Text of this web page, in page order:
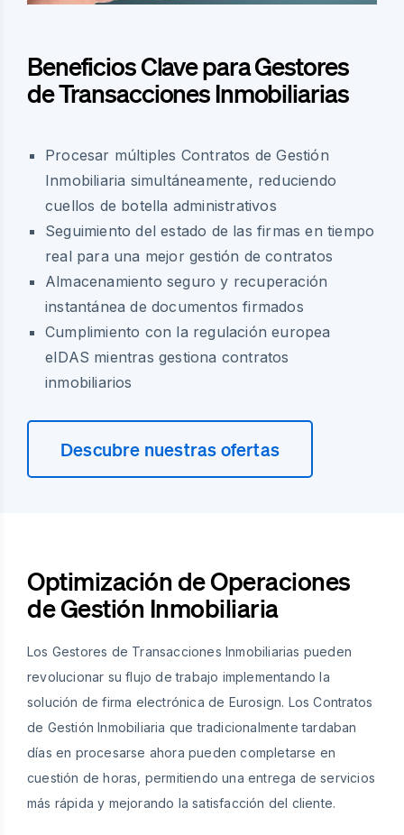
Beneficios Clave para Gestores
de Transacciones Inmobiliarias
Procesar múltiples Contratos de Gestión
Inmobiliaria simultáneamente, reduciendo
cuellos de botella administrativos
Seguimiento del estado de las firmas en tiempo
real para una mejor gestión de contratos
Almacenamiento seguro y recuperación
instantánea de documentos firmados
Cumplimiento con la regulación europea
eIDAS mientras gestiona contratos
inmobiliarios
Descubre nuestras ofertas
Optimización de Operaciones
de Gestión Inmobiliaria
Los Gestores de Transacciones Inmobiliarias pueden
revolucionar su flujo de trabajo implementando la
solución de firma electrónica de Eurosign. Los Contratos
de Gestión Inmobiliaria que tradicionalmente tardaban
días en procesarse ahora pueden completarse en
cuestión de horas, permitiendo una entrega de servicios
más rápida y mejorando la satisfacción del cliente.